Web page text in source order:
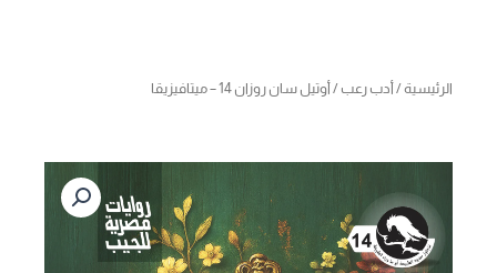
الرئيسية/أدب رعب / أوتيل سان روزان 14 – ميتافيزيقا